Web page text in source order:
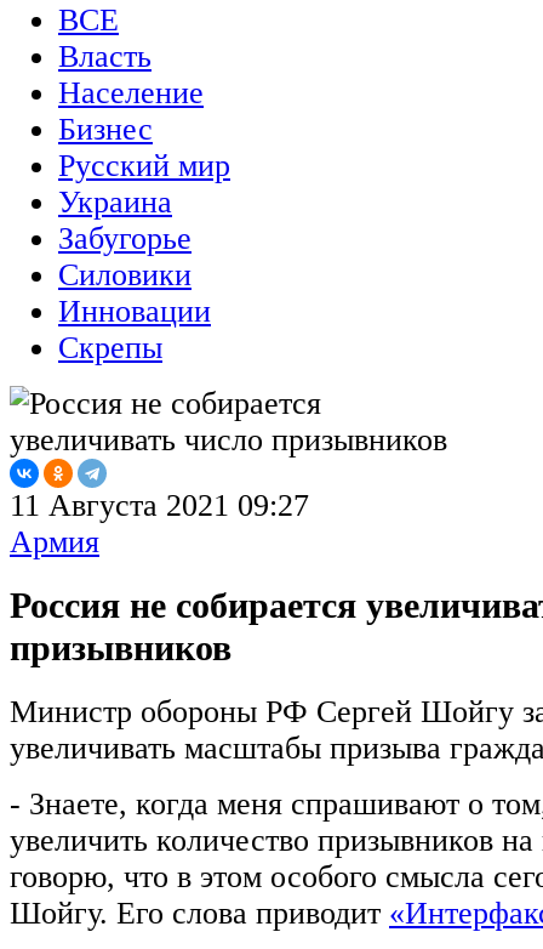
ВСЕ
Власть
Население
Бизнес
Русский мир
Украина
Забугорье
Силовики
Инновации
Скрепы
11 Августа 2021 09:27
Армия
Россия не собирается
призывников
Министр обороны РФ Сергей Шойгу
увеличивать масштабы призыва
- Знаете, когда меня спрашивают о
увеличить количество призывников
говорю, что в этом особого смысла
Шойгу. Его слова приводит